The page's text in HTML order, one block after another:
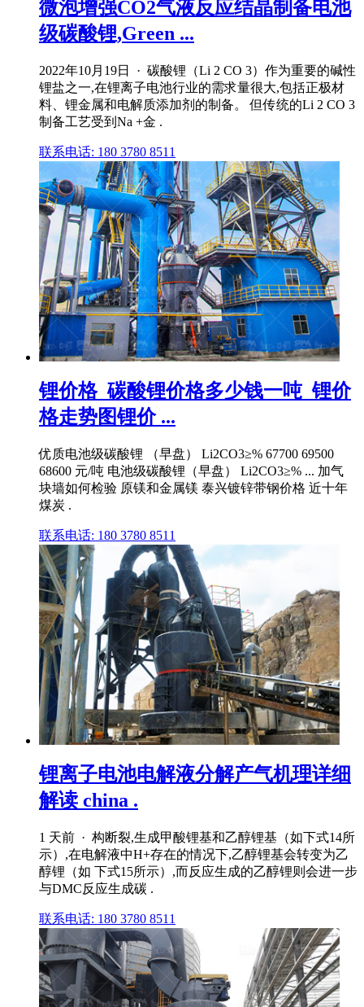
微泡增强CO2气液反应结晶制备电池
级碳酸锂,Green ...
2022年10月19日 · 碳酸锂（Li 2 CO 3）作为重要的碱性
锂盐之一,在锂离子电池行业的需求量很大,包括正极材
料、锂金属和电解质添加剂的制备。 但传统的Li 2 CO 3
制备工艺受到Na +金 .
联系电话: 180 3780 8511
锂价格_碳酸锂价格多少钱一吨_锂价
格走势图锂价 ...
优质电池级碳酸锂 （早盘） Li2CO3≥% 67700 69500
68600 元/吨 电池级碳酸锂（早盘） Li2CO3≥% ... 加气
块墙如何检验 原镁和金属镁 泰兴镀锌带钢价格 近十年
煤炭 .
联系电话: 180 3780 8511
锂离子电池电解液分解产气机理详细
解读 china .
1 天前 · 构断裂,生成甲酸锂基和乙醇锂基（如下式14所
示）,在电解液中H+存在的情况下,乙醇锂基会转变为乙
醇锂（如 下式15所示）,而反应生成的乙醇锂则会进一步
与DMC反应生成碳 .
联系电话: 180 3780 8511